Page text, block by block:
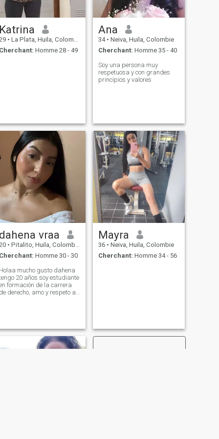
Katrina
• La Plata, Huila, Colombie
Cherchant: Homme 28 - 49
Ana
34 • Neiva, Huila, Colombie
Cherchant: Homme 35 - 40
Soy una persona muy
respetuosa y con grandes
principios y valores
dahena vraa
• Pitalito, Huila, Colombie
Cherchant: Homme 30 - 30
Holaa mucho gusto dahena
20 años soy estudiante
formación de la carrera
de derecho, amo y respeto a
una mujer con
Mayra
36 • Neiva, Huila, Colombie
Cherchant: Homme 34 - 56